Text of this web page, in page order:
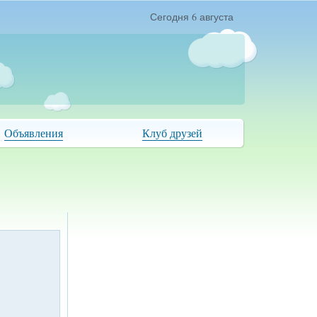
Сегодня 6 августа
Объявления Клуб друзей